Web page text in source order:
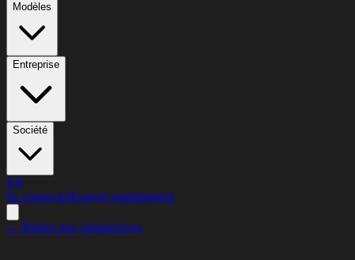
Modèles
Entreprise
Société
EN
Se connecterEssayer gratuitement
← Retour aux perspectives